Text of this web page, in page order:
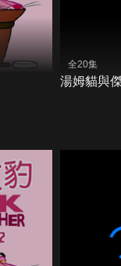
全20集
湯姆貓與